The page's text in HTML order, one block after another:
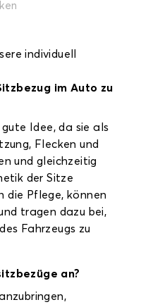
individuell
im Auto zu
Idee, da sie als
Flecken und
und gleichzeitig
der Sitze
die Pflege, können
tragen dazu bei,
Fahrzeugs zu
an?